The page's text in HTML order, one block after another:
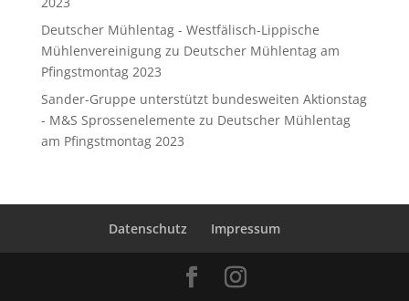
Deutscher Mühlentag - Westfälisch-Lippische
Mühlenvereinigungzu Deutscher Mühlentag am
Pfingstmontag 2023
Sander-Gruppe unterstützt bundesweiten Aktionstag
- M&S Sprossenelemente zu Deutscher Mühlentag
am Pfingstmontag 2023
Datenschutz Impressum